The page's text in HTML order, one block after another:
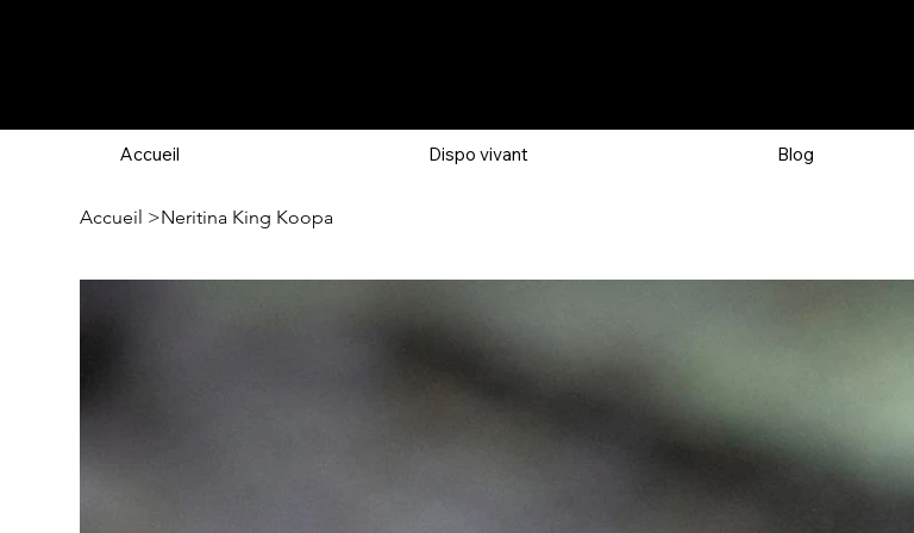
Accueil Dispo vivant Blog
Accueil >Neritina King Koopa